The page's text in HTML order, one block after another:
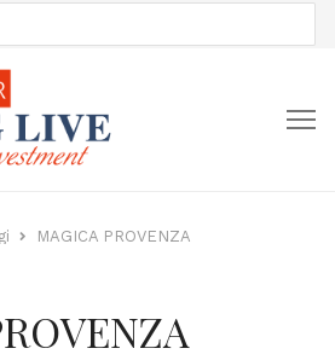
MAGICA PROVENZA